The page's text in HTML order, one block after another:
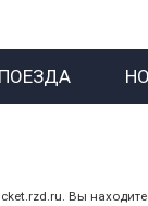
14-значный
Вы